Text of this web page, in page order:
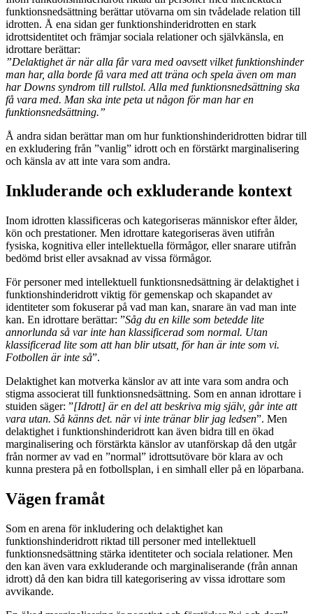
funktionsnedsättning berättar utövarna om sin tvådelade relation till
idrotten. Å ena sidan ger funktionshinderidrotten en stark
idrottsidentitet och främjar sociala relationer och självkänsla, en
idrottare berättar:
”Delaktighet är när alla får vara med oavsett vilket funktionshinder
man har, alla borde få vara med att träna och spela även om man
har Downs syndrom till rullstol. Alla med funktionsnedsättning ska
få vara med. Man ska inte peta ut någon för man har en
funktionsnedsättning.”
Å andra sidan berättar man om hur funktionshinderidrotten bidrar till
en exkludering från ”vanlig” idrott och en förstärkt marginalisering
och känsla av att inte vara som andra.
Inkluderande och exkluderande kontext
Inom idrotten klassificeras och kategoriseras människor efter ålder,
kön och prestationer. Men idrottare kategoriseras även utifrån
fysiska, kognitiva eller intellektuella förmågor, eller snarare utifrån
bedömd brist eller avsaknad av vissa förmågor.
För personer med intellektuell funktionsnedsättning är delaktighet i
funktionshinderidrott viktig för gemenskap och skapandet av
identiteter som fokuserar på vad man kan, snarare än vad man inte
kan. En idrottare berättar: ”Såg du en kille som betedde lite
annorlunda så var inte han klassificerad som normal. Utan
klassificerad lite som att han blir utsatt, för han är inte som vi.
Fotbollen är inte så”.
Delaktighet kan motverka känslor av att inte vara som andra och
stigma associerat till funktionsnedsättning. Som en annan idrottare i
stuiden säger: ”[Idrott] är en del att beskriva mig själv, går inte att
vara utan. Så känns det. när vi inte tränar blir jag ledsen”. Men
delaktighet i funktionshinderidrott kan även bidra till en ökad
marginalisering och förstärkta känslor av utanförskap då den utgår
från normer av vad en ”normal” idrottsutövare bör klara av och
kunna prestera på en fotbollsplan, i en simhall eller på en löparbana.
Vägen framåt
Som en arena för inkludering och delaktighet kan
funktionshinderidrott riktad till personer med intellektuell
funktionsnedsättning stärka identiteter och sociala relationer. Men
den kan även vara exkluderande och marginaliserande (från annan
idrott) då den kan bidra till kategorisering av vissa idrottare som
avvikande.